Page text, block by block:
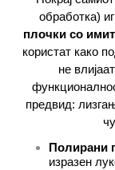
обработка)
плочки со
користат како
не
предвид:
Полирани
изразен